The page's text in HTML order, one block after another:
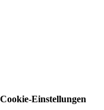
Cookie-Einstellungen